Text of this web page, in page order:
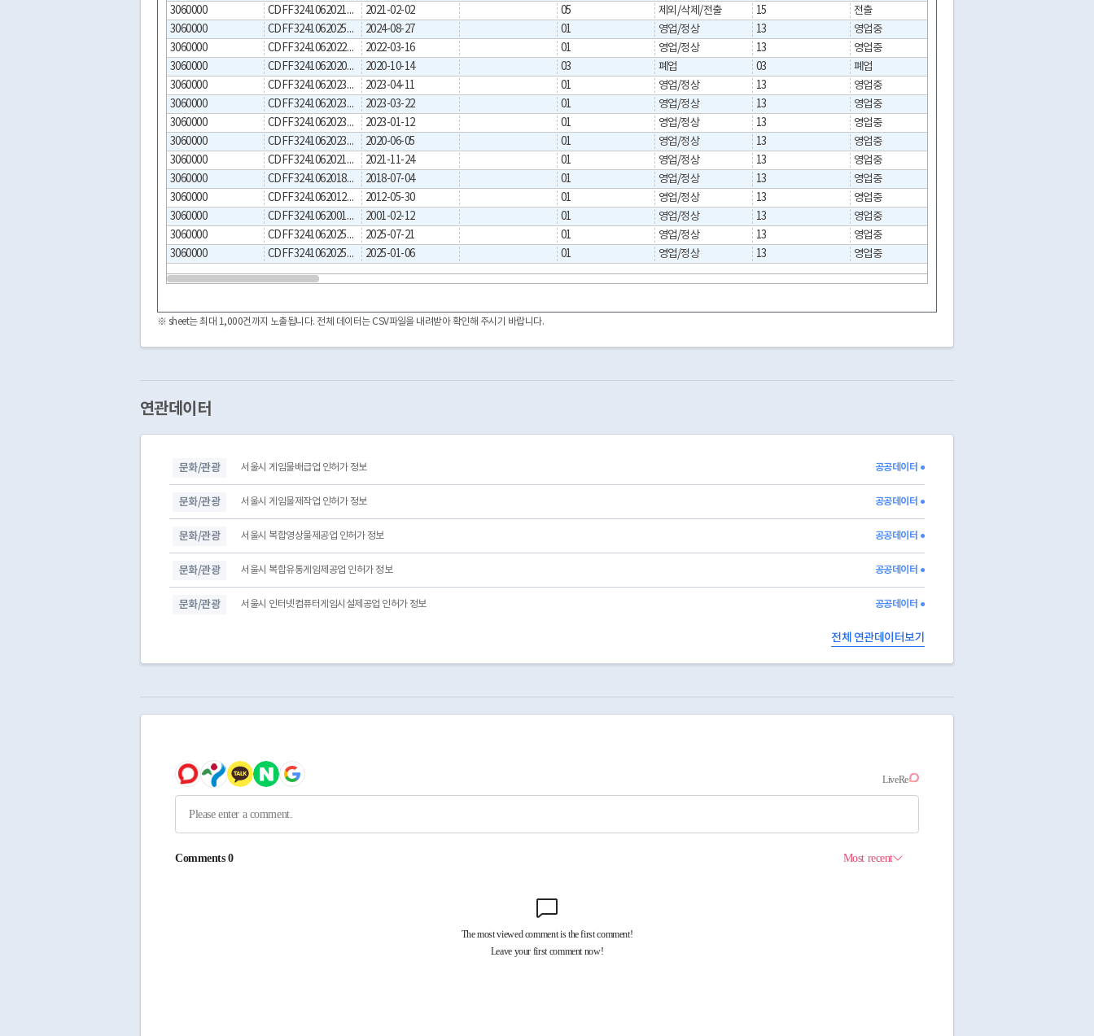
3060000
CDFF3241062021000001 2021-02-02 05 제외/삭제/전출 15 전출
3060000
CDFF3241062025000003 2024-08-27 01 영업/정상 13
영업중
3060000
CDFF3241062022000001 2022-03-16 01 영업/정상 13
영업중
3060000
CDFF3241062020000001 2020-10-14 03 폐업 03 폐업
3060000
CDFF3241062023000003 2023-04-11 01 영업/정상 13
영업중
3060000
CDFF3241062023000002 2023-03-22 01 영업/정상 13
영업중
3060000
CDFF3241062023000001 2023-01-12 01 영업/정상 13
영업중
3060000
CDFF3241062023000004 2020-06-05 01 영업/정상 13
영업중
3060000
CDFF3241062021000003 2021-11-24 01 영업/정상 13
영업중
3060000
CDFF3241062018000001 2018-07-04 01 영업/정상 13
영업중
3060000
CDFF3241062012000001 2012-05-30 01 영업/정상 13
영업중
3060000
CDFF3241062001000001 2001-02-12 01 영업/정상 13
영업중
3060000
CDFF3241062025000002 2025-07-21 01 영업/정상 13
영업중
3060000
CDFF3241062025000001 2025-01-06 01 영업/정상 13 영업중
※ sheet는 최대 1,000건까지 노출됩니다. 전체 데이터는 CSV파일을 내려받아 확인해 주시기 바랍니다.
연관데이터
문화/관광 서울시 게임물배급업 인허가 정보 공공데이터 ●
문화/관광 서울시 게임물제작업 인허가 정보 공공데이터 ●
문화/관광 서울시 복합영상물제공업 인허가 정보 공공데이터 ●
문화/관광 서울시 복합유통게임제공업 인허가 정보 공공데이터 ●
문화/관광 서울시 인터넷컴퓨터게임시설제공업 인허가 정보 공공데이터 ●
전체 연관데이터보기